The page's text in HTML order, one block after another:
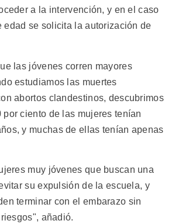
a la intervención, y en el caso
edad se solicita la autorización de
las jóvenes corren mayores
estudiamos las muertes
abortos clandestinos, descubrimos
por ciento de las mujeres tenían
y muchas de ellas tenían apenas
muy jóvenes que buscan una
su expulsión de la escuela, y
terminar con el embarazo sin
añadió.